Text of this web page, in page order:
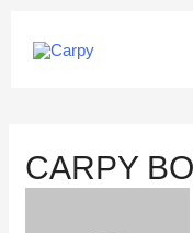
Inhalt
CARPY